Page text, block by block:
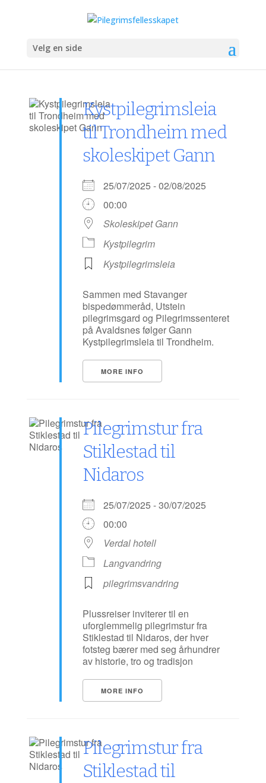
Velg en side
Kystpilegrimsleia
til Trondheim med
skoleskipet Gann
25/07/2025 - 02/08/2025
00:00
Skoleskipet Gann
Kystpilegrim
Kystpilegrimsleia
Sammen med Stavanger
bispedømmeråd, Utstein
pilegrimsgard og Pilegrimssenteret
på Avaldsnes følger Gann
Kystpilegrimsleia til Trondheim.
MORE INFO
Pilegrimstur fra
Stiklestad til
Nidaros
25/07/2025 - 30/07/2025
00:00
Verdal hotell
Langvandring
pilegrimsvandring
Plussreiser inviterer til en
uforglemmelig pilegrimstur fra
Stiklestad til Nidaros, der hver
fotsteg bærer med seg århundrer
av historie, tro og tradisjon
MORE INFO
Pilegrimstur fra
Stiklestad til